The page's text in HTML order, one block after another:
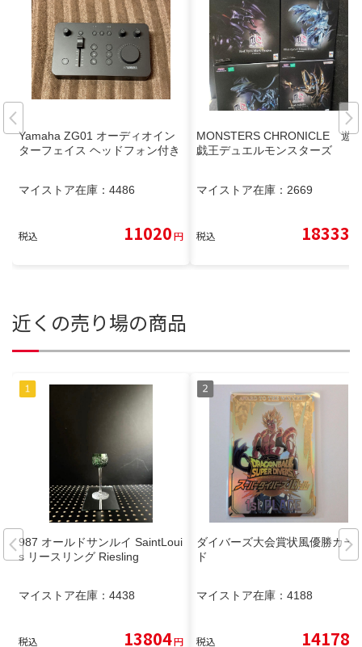
Yamaha ZG01 オーディオイン
ターフェイス ヘッドフォン付き
マイストア在庫： 4486
税込 11020円
MONSTERS CHRONICLE 遊
戯王デュエルモンスターズ
マイストア在庫： 2669
税込 18333
近くの売り場の商品
987 オールドサンルイ SaintLoui
s リースリング Riesling
マイストア在庫： 4438
税込 13804円
ダイバーズ大会賞状風優勝カー
ド
マイストア在庫： 4188
税込 14178